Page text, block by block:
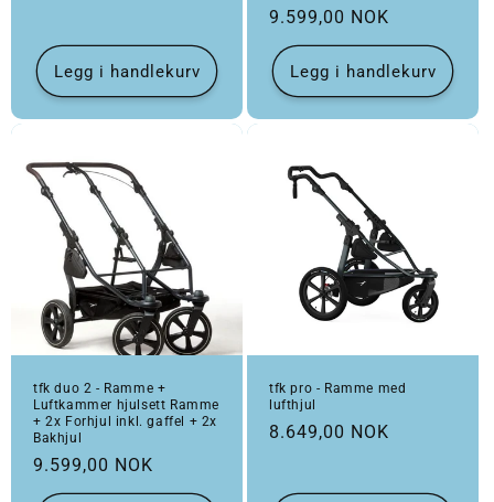
Legg i handlekurv
Vanlig pris
9.599,00 NOK
Legg i handlekurv
tfk duo 2 - Ramme +
Luftkammer hjulsett Ramme
+ 2x Forhjul inkl. gaffel + 2x
Bakhjul
Vanlig pris
9.599,00 NOK
tfk pro - Ramme med
lufthjul
Vanlig pris
8.649,00 NOK